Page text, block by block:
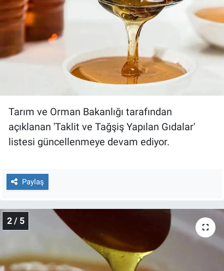
Tarım ve Orman Bakanlığı tarafından
açıklanan 'Taklit ve Tağşiş Yapılan Gıdalar'
listesi güncellenmeye devam ediyor.
Paylaş
2 / 5
Gündem Özel
Günün görüntüsü
Kimdir
Kültür Sanat
Nedir
Popüler